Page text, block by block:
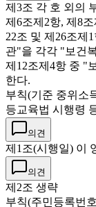
제3조 각 호 외의
제6조제2항, 제8
22조 및 제26조제
관"을 각각 "보건
제12조제4항 중 "
한다.
부칙(기준 중위소
등교육법 시행령
의견
제1조(시행일) 이
의견
제2조 생략
부칙(주민등록번